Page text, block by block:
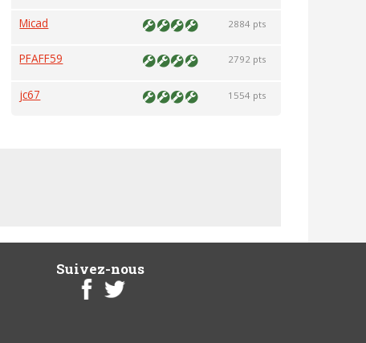
Micad 2884 pts
PFAFF59 2792 pts
jc67 1554 pts
Suivez-nous